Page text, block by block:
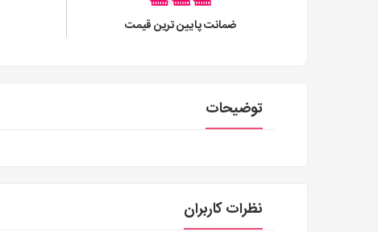
ضمانت پایین ترین قیمت
توضیحات
نظرات کاربران